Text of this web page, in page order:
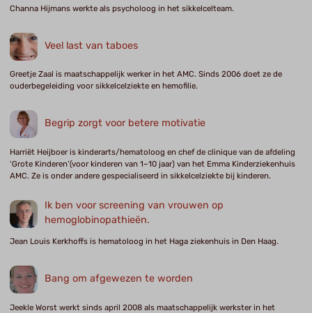
Channa Hijmans werkte als psycholoog in het sikkelcelteam.
Veel last van taboes
Greetje Zaal is maatschappelijk werker in het AMC. Sinds 2006 doet ze de
ouderbegeleiding voor sikkelcelziekte en hemofilie.
Begrip zorgt voor betere motivatie
Harriët Heijboer is kinderarts/hematoloog en chef de clinique van de afdeling
‘Grote Kinderen’(voor kinderen van 1–10 jaar) van het Emma Kinderziekenhuis
AMC. Ze is onder andere gespecialiseerd in sikkelcelziekte bij kinderen.
Ik ben voor screening van vrouwen op
hemoglobinopathieën.
Jean Louis Kerkhoffs is hematoloog in het Haga ziekenhuis in Den Haag.
Bang om afgewezen te worden
Jeekle Worst werkt sinds april 2008 als maatschappelijk werkster in het